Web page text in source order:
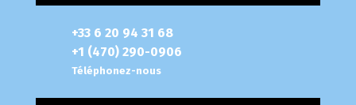
+33 6 20 94 31 68
+1 (470) 290-0906
Téléphonez-nous